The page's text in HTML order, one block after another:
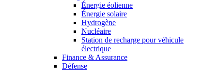
Énergie éolienne
Énergie solaire
Hydrogène
Nucléaire
Station de recharge pour véhicule
électrique
Finance & Assurance
Défense